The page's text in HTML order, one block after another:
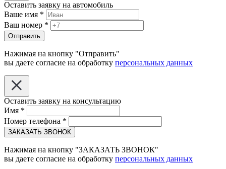
Оставить заявку на автомобиль
Ваше имя *
Ваш номер *
Отправить
Нажимая на кнопку "Отправить"
вы даете согласие на обработку персональных данных
Оставить заявку на консультацию
Имя *
Номер телефона *
ЗАКАЗАТЬ ЗВОНОК
Нажимая на кнопку "ЗАКАЗАТЬ ЗВОНОК"
вы даете согласие на обработку персональных данных